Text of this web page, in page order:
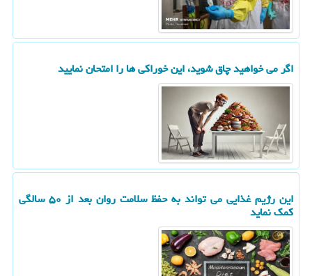
اگر می خواهید چاق شوید، این خوراکی ها را امتحان نمایید
این رژیم غذایی می تواند به حفظ سلامت روان بعد از ۵۰ سالگی
کمک نماید